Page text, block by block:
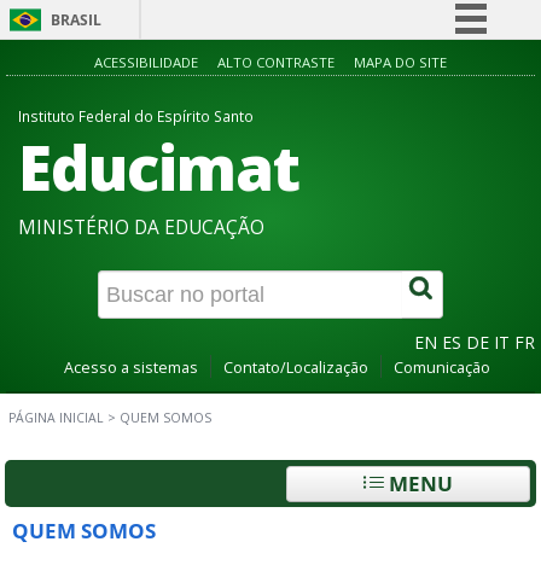
BRASIL
Simplifique!
ACESSIBILIDADE ALTO CONTRASTE MAPA DO SITE
Instituto Federal do Espírito Santo
Educimat
MINISTÉRIO DA EDUCAÇÃO
EN ES DE IT FR
Acesso a sistemas Contato/Localização Comunicação
PÁGINA INICIAL > QUEM SOMOS
MENU
QUEM SOMOS